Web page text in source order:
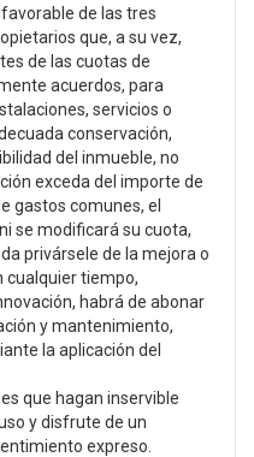
de las tres
que, a su vez,
de las cuotas de
acuerdos, para
servicios o
conservación,
del inmueble, no
exceda del importe de
gastos comunes, el
se modificará su cuota,
privársele de la mejora o
cualquier tiempo,
habrá de abonar
y mantenimiento,
la aplicación del
que hagan inservible
y disfrute de un
expreso.